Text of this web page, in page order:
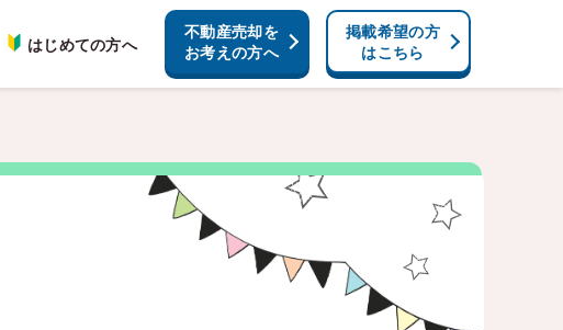
はじめての方へ
不動産売却を
お考えの方へ
掲載希望の方
はこちら